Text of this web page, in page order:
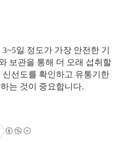
일 정도가 가장 안전한 기
보관을 통해 더 오래 섭취할
선도를 확인하고 유통기한
는 것이 중요합니다.